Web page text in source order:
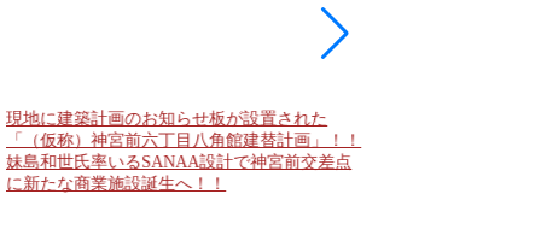
現地に建築計画のお知らせ板が設置された
「（仮称）神宮前六丁目八角館建替計画」！！
妹島和世氏率いるSANAA設計で神宮前交差点
に新たな商業施設誕生へ！！